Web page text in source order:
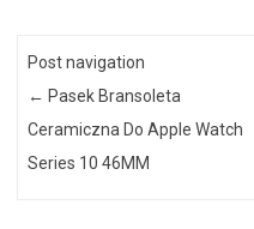
Post navigation
← Pasek Bransoleta
Ceramiczna Do Apple Watch
Series 10 46MM